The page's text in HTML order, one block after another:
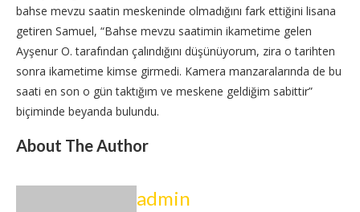
bahse mevzu saatin meskeninde olmadığını fark ettiğini lisana
getiren Samuel, “Bahse mevzu saatimin ikametime gelen
Ayşenur O. tarafından çalındığını düşünüyorum, zira o tarihten
sonra ikametime kimse girmedi. Kamera manzaralarında de bu
saati en son o gün taktığım ve meskene geldiğim sabittir”
biçiminde beyanda bulundu.
About The Author
admin